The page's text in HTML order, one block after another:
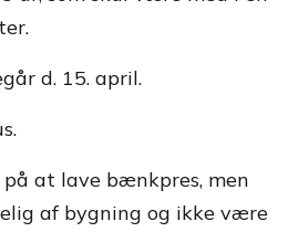
d. 15. april.
at lave bænkpres, men
af bygning og ikke være